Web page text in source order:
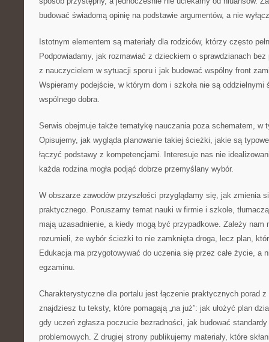
budować świadomą opinię na podstawie argumentów, a nie
Istotnym elementem są materiały dla rodziców, którzy często
Podpowiadamy, jak rozmawiać z dzieckiem o sprawdzianach
z nauczycielem w sytuacji sporu i jak budować wspólny front
Wspieramy podejście, w którym dom i szkoła nie są oddzielnymi
wspólnego dobra.
Serwis obejmuje także tematykę nauczania poza schematem, w
Opisujemy, jak wygląda planowanie takiej ścieżki, jakie są
łączyć podstawy z kompetencjami. Interesuje nas nie
każda rodzina mogła podjąć dobrze przemyślany wybór.
W obszarze zawodów przyszłości przyglądamy się, jak zmienia
praktycznego. Poruszamy temat nauki w firmie i szkole,
mają uzasadnienie, a kiedy mogą być przypadkowe. Zależy nam
rozumieli, że wybór ścieżki to nie zamknięta droga, lecz plan,
Edukacja ma przygotowywać do uczenia się przez całe życie, a
egzaminu.
Charakterystyczne dla portalu jest łączenie praktycznych porad z
znajdziesz tu teksty, które pomagają „na już”: jak ułożyć plan
gdy uczeń zgłasza poczucie bezradności, jak budować
problemowych. Z drugiej strony publikujemy materiały, które